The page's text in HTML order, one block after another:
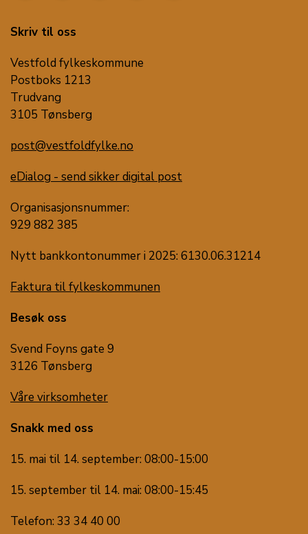
Skriv til oss
Vestfold fylkeskommune
Postboks 1213
Trudvang
3105 Tønsberg
post@vestfoldfylke.no
eDialog - send sikker digital post
Organisasjonsnummer:
929 882 385
Nytt bankkontonummer i 2025: 6130.06.31214
Faktura til fylkeskommunen
Besøk oss
Svend Foyns gate 9
3126 Tønsberg
Våre virksomheter
Snakk med oss
15. mai til 14. september: 08:00-15:00
15. september til 14. mai: 08:00-15:45
Telefon: 33 34 40 00